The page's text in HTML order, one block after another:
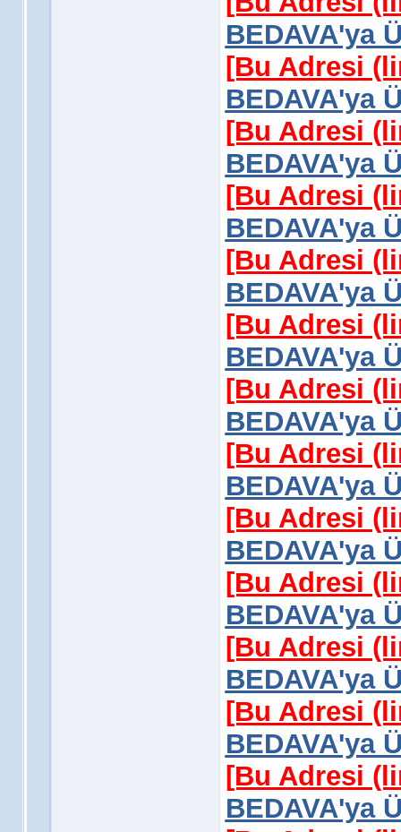
BEDAVA'ya
[Bu Adresi
BEDAVA'ya
[Bu Adresi
BEDAVA'ya
[Bu Adresi
BEDAVA'ya
[Bu Adresi
BEDAVA'ya
[Bu Adresi
BEDAVA'ya
[Bu Adresi
BEDAVA'ya
[Bu Adresi
BEDAVA'ya
[Bu Adresi
BEDAVA'ya
[Bu Adresi
BEDAVA'ya
[Bu Adresi
BEDAVA'ya
[Bu Adresi
BEDAVA'ya
[Bu Adresi
BEDAVA'ya